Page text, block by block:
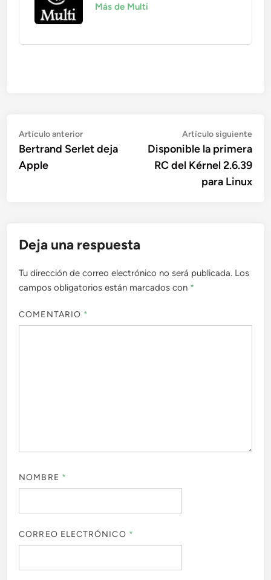
Más de Multi
Navegación
de
entradas
Artículo anteriorArtículo
anterior:
Bertrand Serlet deja
Apple
Artículo siguiente
Disponible la primera
RC del Kérnel 2.6.39
para Linux
Deja una respuesta
Tu dirección de correo electrónico no será publicada. Los
campos obligatorios están marcados con *
COMENTARIO *
NOMBRE *
CORREO ELECTRÓNICO *